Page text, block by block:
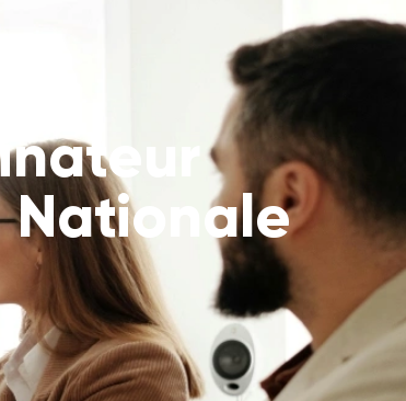
Nationale